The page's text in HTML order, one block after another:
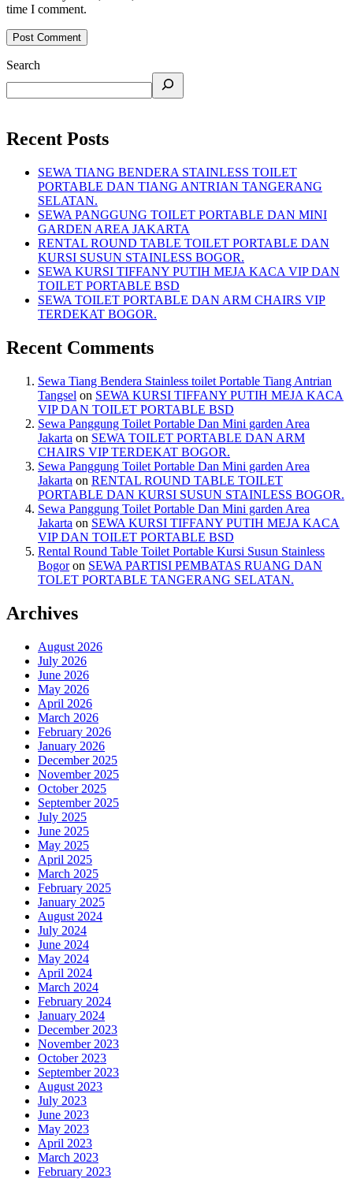
time I comment.
Search
Recent Posts
SEWA TIANG BENDERA STAINLESS TOILET
PORTABLE DAN TIANG ANTRIAN TANGERANG
SELATAN.
SEWA PANGGUNG TOILET PORTABLE DAN MINI
GARDEN AREA JAKARTA
RENTAL ROUND TABLE TOILET PORTABLE DAN
KURSI SUSUN STAINLESS BOGOR.
SEWA KURSI TIFFANY PUTIH MEJA KACA VIP DAN
TOILET PORTABLE BSD
SEWA TOILET PORTABLE DAN ARM CHAIRS VIP
TERDEKAT BOGOR.
Recent Comments
Sewa Tiang Bendera Stainless toilet Portable Tiang Antrian
Tangsel on SEWA KURSI TIFFANY PUTIH MEJA KACA
VIP DAN TOILET PORTABLE BSD
Sewa Panggung Toilet Portable Dan Mini garden Area
Jakarta on SEWA TOILET PORTABLE DAN ARM
CHAIRS VIP TERDEKAT BOGOR.
Sewa Panggung Toilet Portable Dan Mini garden Area
Jakarta on RENTAL ROUND TABLE TOILET
PORTABLE DAN KURSI SUSUN STAINLESS BOGOR.
Sewa Panggung Toilet Portable Dan Mini garden Area
Jakarta on SEWA KURSI TIFFANY PUTIH MEJA KACA
VIP DAN TOILET PORTABLE BSD
Rental Round Table Toilet Portable Kursi Susun Stainless
Bogoron SEWA PARTISI PEMBATAS RUANG DAN
TOLET PORTABLE TANGERANG SELATAN.
Archives
August 2026
July 2026
June 2026
May 2026
April 2026
March 2026
February 2026
January 2026
December 2025
November 2025
October 2025
September 2025
July 2025
June 2025
May 2025
April 2025
March 2025
February 2025
January 2025
August 2024
July 2024
June 2024
May 2024
April 2024
March 2024
February 2024
January 2024
December 2023
November 2023
October 2023
September 2023
August 2023
July 2023
June 2023
May 2023
April 2023
March 2023
February 2023